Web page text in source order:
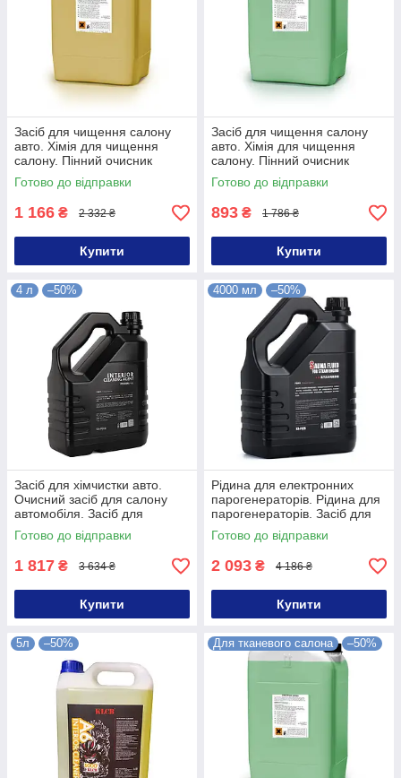
Засіб для чищення салону
авто. Хімія для чищення
салону. Пінний очисник
салону 12 кг
Готово до відправки
1 166 ₴ 2 332 ₴
Купити
Засіб для чищення салону
авто. Хімія для чищення
салону. Пінний очисник
салону 12 кг
Готово до відправки
893 ₴ 1 786 ₴
Купити
4 л –50%
Засіб для хімчистки авто.
Очисний засіб для салону
автомобіля. Засіб для
чищення оббивки салону
Готово до відправки
1 817 ₴ 3 634 ₴
Купити
4000 мл –50%
Рідина для електронних
парогенераторів. Рідина для
парогенераторів. Засіб для
очищення парогенератора
Готово до відправки
2 093 ₴ 4 186 ₴
Купити
5л –50% Для тканевого салона –50%